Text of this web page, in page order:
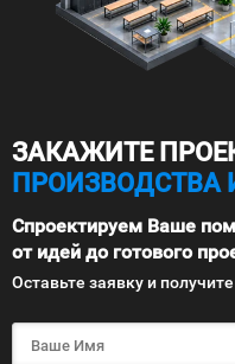
ЗАКАЖИТЕ
ПРОИЗВОДСТВА
Спроектируем Ваше
от идей до готового
Оставьте заявку и